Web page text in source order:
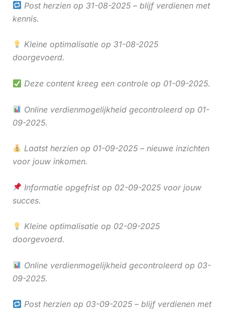
Post herzien op 31-08-2025 – blijf verdienen met
kennis.
Kleine optimalisatie op 31-08-2025
doorgevoerd.
Deze content kreeg een controle op 01-09-2025.
Online verdienmogelijkheid gecontroleerd op 01-
09-2025.
Laatst herzien op 01-09-2025 – nieuwe inzichten
voor jouw inkomen.
Informatie opgefrist op 02-09-2025 voor jouw
succes.
Kleine optimalisatie op 02-09-2025
doorgevoerd.
Online verdienmogelijkheid gecontroleerd op 03-
09-2025.
Post herzien op 03-09-2025 – blijf verdienen met